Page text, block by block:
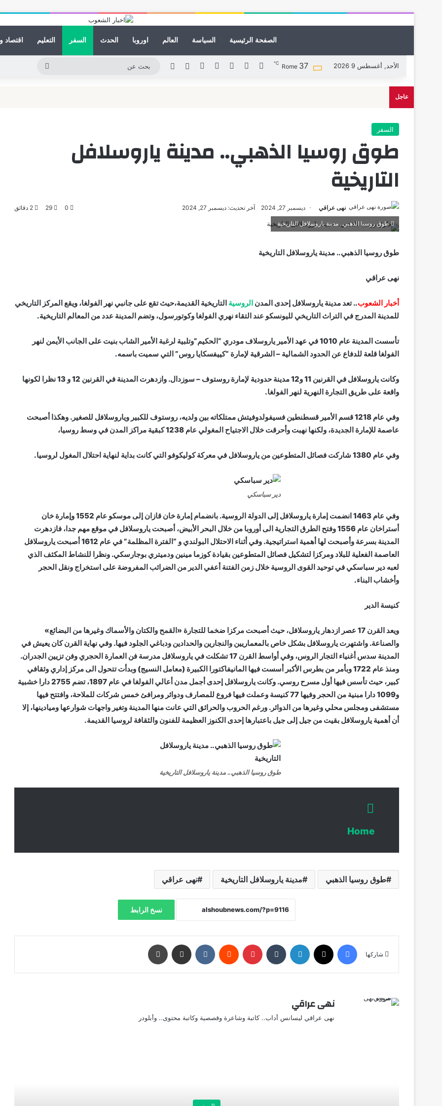
الصفحة الرئيسية السياسة العالم اوروبا الحدث السفر التعليم اقتصاد
الأحد, أغسطس 9 2026 Rome 37
℃ فيسبوك لينكدإنيوتيوب انستقراممقال عشوائي
الوضع المظلم
عاجل
السفر
طوق روسيا الذهبي.. مدينة ياروسلافل
التاريخية
نهى عراقي ديسمبر 27, 2024 آخر تحديث: ديسمبر 27, 2024 0
29
طوق روسيا الذهبي.. مدينة ياروسلافل التاريخية
طوق روسيا الذهبي.. مدينة ياروسلافل التاريخية
نهى عراقي
أخبار الشعوب.. تعد مدينة ياروسلافل إحدى المدن الروسية التاريخية القديمة،حيث تقع على جانبي نهر الفولغا، ويقع المركز التاريخي
للمدينة المدرج في التراث التاريخي لليونسكو عند التقاء نهري الفولغا وكوتورسول، وتضم المدينة عدد من المعالم التاريخية.
تأسست المدينة عام 1010 في عهد الأمير ياروسلاف مودري “الحكيم”وتلبية لرغبة الأمير الشاب بنيت على الجانب الأيمن لنهر
الفولغا قلعة للدفاع عن الحدود الشمالية – الشرقية لإمارة “كييفسكايا روس” التي سميت باسمه.
وكانت ياروسلافل في القرنين 11 و12 مدينة حدودية لإمارة روستوف – سوزدال. وازدهرت المدينة في القرنين 12 و 13 نظرا لكونها
واقعة على طريق التجارة النهرية لنهر الفولغا.
وفي عام 1218 قسم الأمير قسطنطين فسيفولدوفيتش ممتلكاته بين ولديه، روستوف للكبير وياروسلافل للصغير. وهكذا أصبحت
عاصمة للإمارة الجديدة، ولكنها نهبت وأحرقت خلال الاجتياح المغولي عام 1238 كبقية مراكز المدن في وسط روسيا،
وفي عام 1380 شاركت فصائل المتطوعين من ياروسلافل في معركة كوليكوفو التي كانت بداية لنهاية احتلال المغول لروسيا.
دير سباسكي
وفي عام 1463 انضمت إمارة ياروسلافل إلى الدولة الروسية. بانضمام إمارة خان قازان إلى موسكو عام 1552 وإمارة خان
أستراخان عام 1556 وفتح الطرق التجارية الى أوروبا من خلال البحر الأبيض، أصبحت ياروسلافل في موقع مهم جدا، فازدهرت
المدينة بسرعة وأصبحت لها أهمية استراتيجية. وفي أثناء الاحتلال البولندي و “الفترة المظلمة” في عام 1612 أصبحت ياروسلافل
العاصمة الفعلية للبلاد ومركزا لتشكيل فصائل المتطوعين بقيادة كوزما مينين ودميتري بوجارسكي. ونظرا للنشاط المكثف الذي
لعبه دير سباسكي في توحيد القوى الروسية خلال زمن الفتنة أعفي الدير من الضرائب المفروضة على استخراج ونقل الحجر
وأخشاب البناء.
كنيسة الدير
ويعد القرن 17 عصر ازدهار ياروسلافل، حيث أصبحت مركزا ضخما للتجارة «القمح والكتان والأسماك وغيرها من البضائع»
والصناعة. واشتهرت ياروسلافل بشكل خاص بالمعماريين والنجارين والحدادين ودباغي الجلود فيها. وفي نهاية القرن كان يعيش في
المدينة سدس أغنياء التجار الروس، وفي أواسط القرن 17 تشكلت في ياروسلافل مدرسة فن العمارة الحجري وفن تزيين الجدران.
ومنذ عام 1722 وبأمر من بطرس الأكبر أسست فيها المانيفاكتورا الكبيرة (معامل النسيج) وبدأت تتحول الى مركز إداري وثقافي
كبير، حيث تأسس فيها أول مسرح روسي. وكانت ياروسلافل إحدى أجمل مدن أعالي الفولغا في عام 1897، تضم 2755 دارا خشبية
و1099 دارا مبنية من الحجر وفيها 77 كنيسة وعملت فيها فروع للمصارف ودوائر ومرافئ خمس شركات للملاحة، وافتتح فيها
مستشفى ومجلس محلي وغيرها من الدوائر. ورغم الحروب والحرائق التي عانت منها المدينة وتغير واجهات شوارعها وميادينها، إلا
أن أهمية ياروسلافل بقيت من جيل إلى جيل باعتبارها إحدى الكنوز العظيمة للفنون والثقافة لروسيا القديمة.
طوق روسيا الذهبي.. مدينة ياروسلافل التاريخية
Home
طوق روسيا الذهبي مدينة ياروسلافل التاريخية نهى عراقي
نسخ الرابط
شاركها
نهى عراقي
نهى عراقي ليسانس أداب.. كاتبة وشاعرة وقصصية وكاتبة محتوى.. وأبلودر